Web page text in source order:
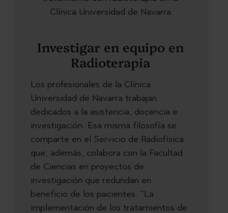
Investigar en equipo en
Radioterapia
Los profesionales de la Clínica
Universidad de Navarra trabajan
dedicados a la asistencia, docencia e
investigación. Esa misma filosofía se
comparte en el Servicio de Radiofísica
que, además, colabora con la Facultad
de Ciencias en proyectos de
investigación que redundan en
beneficio de los pacientes. “La
implementación de los tratamientos de